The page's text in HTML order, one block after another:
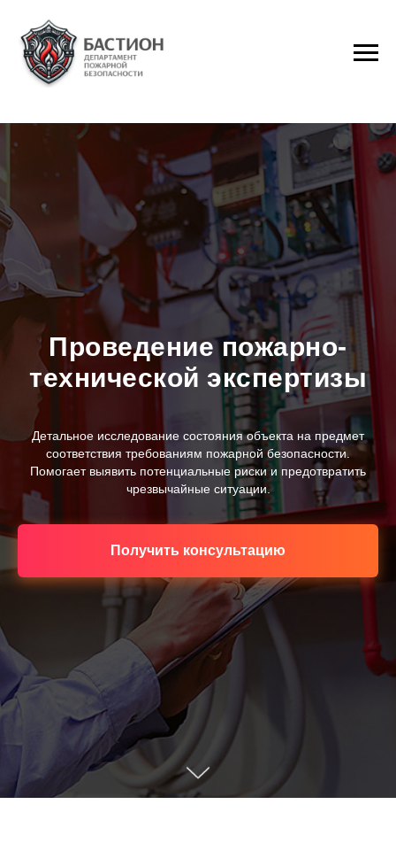
Проведение пожарно-
технической экспертизы
Детальное исследование состояния объекта на предмет
соответствия требованиям пожарной безопасности.
Помогает выявить потенциальные риски и предотвратить
чрезвычайные ситуации.
Получить консультацию